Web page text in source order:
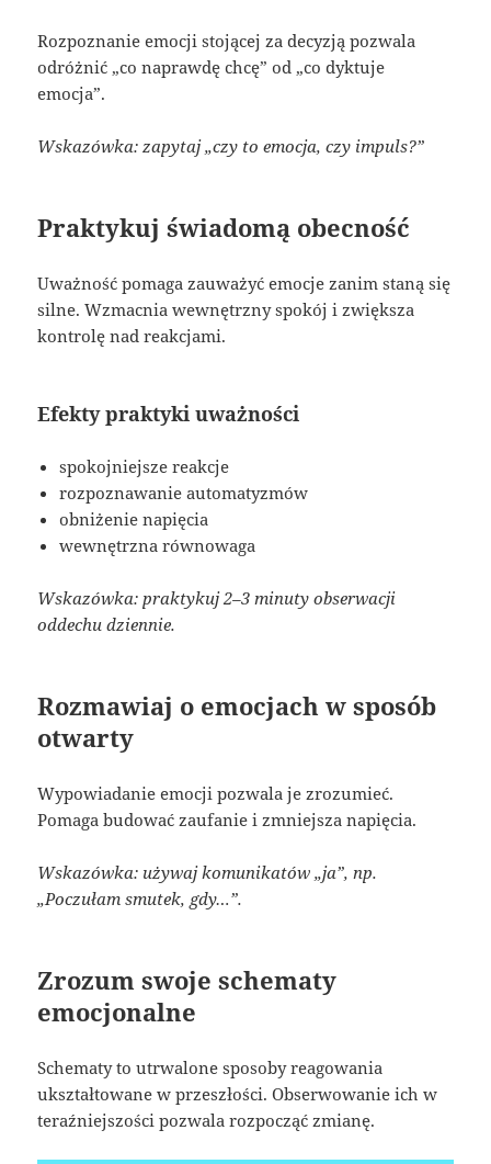
Rozpoznanie emocji stojącej za decyzją pozwala
odróżnić „co naprawdę chcę” od „co dyktuje
emocja”.
Wskazówka: zapytaj „czy to emocja, czy impuls?”
Praktykuj świadomą obecność
Uważność pomaga zauważyć emocje zanim staną się
silne. Wzmacnia wewnętrzny spokój i zwiększa
kontrolę nad reakcjami.
Efekty praktyki uważności
spokojniejsze reakcje
rozpoznawanie automatyzmów
obniżenie napięcia
wewnętrzna równowaga
Wskazówka: praktykuj 2–3 minuty obserwacji
oddechu dziennie.
Rozmawiaj o emocjach w sposób
otwarty
Wypowiadanie emocji pozwala je zrozumieć.
Pomaga budować zaufanie i zmniejsza napięcia.
Wskazówka: używaj komunikatów „ja”, np.
„Poczułam smutek, gdy…”.
Zrozum swoje schematy
emocjonalne
Schematy to utrwalone sposoby reagowania
ukształtowane w przeszłości. Obserwowanie ich w
teraźniejszości pozwala rozpocząć zmianę.